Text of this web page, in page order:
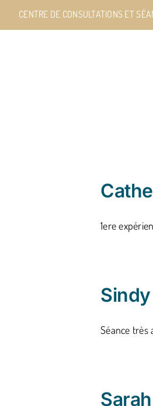
PasserCENTRE DE CONSULTATIONS ET
1ere
Sindy
Séance très
Sarah